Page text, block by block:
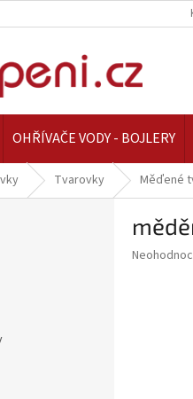
OHŘÍVAČE VODY - BOJLERY
Tvarovky Měďené
Průměrné